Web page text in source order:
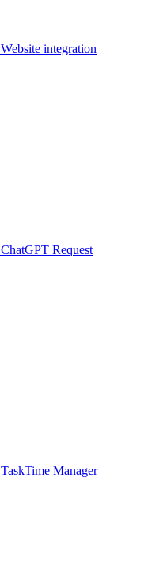
Website integration
ChatGPT Request
TaskTime Manager